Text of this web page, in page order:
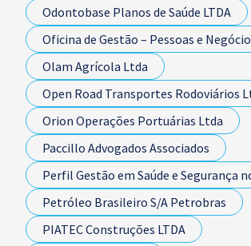
Odontobase Planos de Saúde LTDA
Oficina de Gestão – Pessoas e
Olam Agrícola Ltda
Open Road Transportes Rodoviários
Orion Operações Portuárias Ltda
Paccillo Advogados Associados
Perfil Gestão em Saúde e Segurança
Petróleo Brasileiro S/A Petrobras
PIATEC Construções LTDA